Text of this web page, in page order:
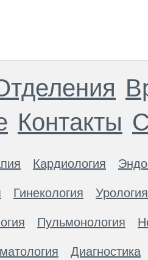
Контакты
Кардиология
Гинекология Урология
Пульмонология
Диагностика